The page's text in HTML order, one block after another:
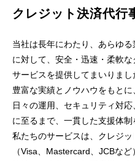
クレジット決済代行
当社は長年にわたり、あらゆる
に対して、安全・迅速・柔軟
サービスを提供してまいりまし
豊富な実績とノウハウをもと
日々の運用、セキュリティ対
に至るまで、一貫した支援体制
私たちのサービスは、クレジ
（Visa、Mastercard、JCBな